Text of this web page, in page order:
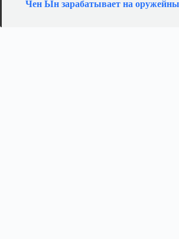
Чен Ын зарабатывает на